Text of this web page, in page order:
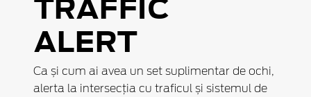
ALERT
Ca și cum ai avea un set suplimentar de ochi,
alerta la intersecția cu traficul și sistemul de